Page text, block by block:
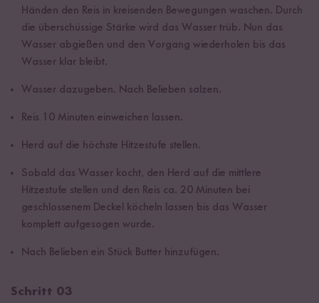
Händen den Reis in kreisenden Bewegungen waschen. Durch
die überschüssige Stärke wird das Wasser trüb. Nun das
Wasser abgießen und den Vorgang wiederholen bis das
Wasser klar bleibt.
Wasser dazugeben. Nach Belieben salzen.
Reis 10 Minuten einweichen lassen.
Herd auf die höchste Hitzestufe stellen.
Sobald das Wasser kocht, den Herd auf die mittlere
Hitzestufe stellen und den Reis ca. 20 Minuten bei
geschlossenem Deckel köcheln lassen bis das Wasser
komplett aufgesogen wurde.
Nach Belieben ein Stück Butter hinzufügen.
Schritt 03